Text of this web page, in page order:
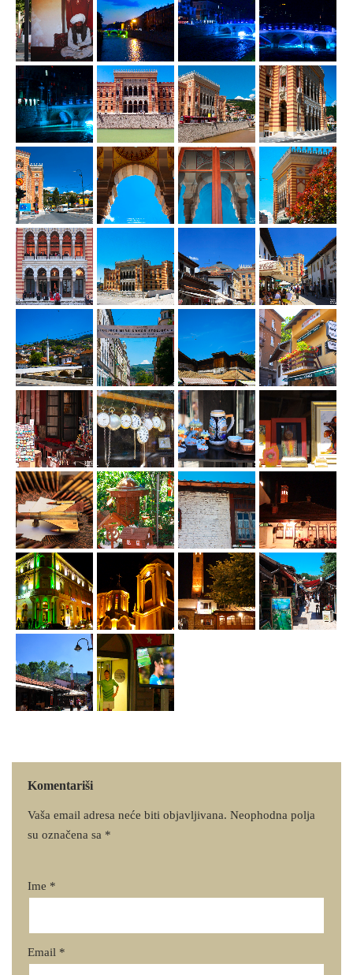
Komentariši
Vaša email adresa neće biti objavljivana. Neophodna polja
su označena sa *
Ime *
Email *